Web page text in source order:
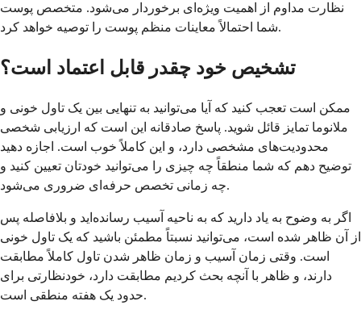
نظارت مداوم از اهمیت ویژه‌ای برخوردار می‌شود. متخصص پوست
شما احتمالاً معاینات منظم پوست را توصیه خواهد کرد.
تشخیص خود چقدر قابل اعتماد است؟
ممکن است تعجب کنید که آیا می‌توانید به تنهایی بین یک تاول خونی و
ملانوما تمایز قائل شوید. پاسخ صادقانه این است که ارزیابی شخصی
محدودیت‌های مشخصی دارد، و این کاملاً خوب است. اجازه دهید
توضیح دهم که شما منطقاً چه چیزی را می‌توانید خودتان تعیین کنید و
چه زمانی تخصص حرفه‌ای ضروری می‌شود.
اگر به وضوح به یاد دارید که به ناحیه آسیب رسانده‌اید و بلافاصله پس
از آن ظاهر شده است، می‌توانید نسبتاً مطمئن باشید که یک تاول خونی
است. وقتی زمان آسیب و زمان ظاهر شدن تاول کاملاً مطابقت
دارند، و ظاهر با آنچه بحث کردیم مطابقت دارد، خودنظارتی برای
حدود یک هفته منطقی است.